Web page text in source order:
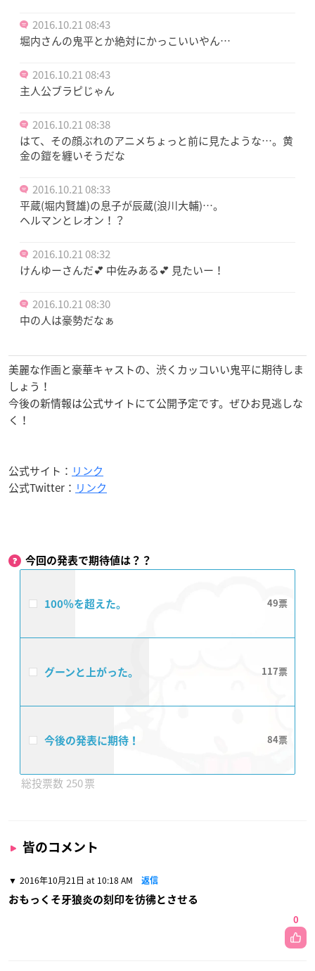
2016.10.21 08:43
堀内さんの鬼平とか絶対にかっこいいやん…
2016.10.21 08:43
主人公ブラピじゃん
2016.10.21 08:38
はて、その顔ぶれのアニメちょっと前に見たような…。黄
金の鎧を纏いそうだな
2016.10.21 08:33
平蔵(堀内賢雄)の息子が辰蔵(浪川大輔)…。
ヘルマンとレオン！？
2016.10.21 08:32
けんゆーさんだ💕 中佐みある💕 見たいー！
2016.10.21 08:30
中の人は豪勢だなぁ
美麗な作画と豪華キャストの、渋くカッコいい鬼平に期待しま
しょう！
今後の新情報は公式サイトにて公開予定です。ぜひお見逃しな
く！
公式サイト： リンク
公式Twitter： リンク
今回の発表で期待値は？？
100％を超えた。 49
グーンと上がった。 117
今後の発表に期待！ 84
250
皆のコメント
2016年10月21日 at 10:18 AM 返信
おもっくそ牙狼炎の刻印を彷彿とさせる
0